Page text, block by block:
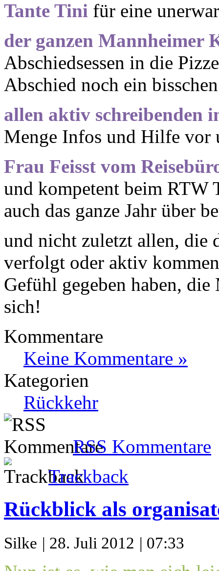
Tante Tini für eine
der ganzen Mannheimer
Abschiedsessen in die
Abschied noch ein
allen aktiv schreibenden
Menge Infos und Hilfe vor
Frau Feisst vom
und kompetent beim RTW
auch das ganze Jahr über
und nicht zuletzt allen, die
verfolgt oder aktiv
Gefühl gegeben haben,
sich!
Kommentare
Keine Kommentare »
Kategorien
Rückkehr
RSS Kommentare
Trackback
Rückblick als
Silke | 28. Juli 2012 | 07:33